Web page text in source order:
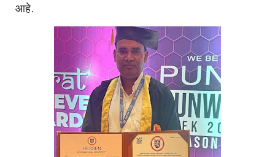
आहे.